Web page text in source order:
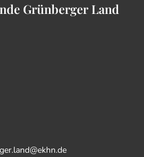
Grünberger Land